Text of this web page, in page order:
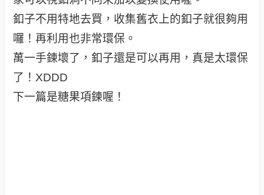
釦子不用特地去買，收集舊衣上的釦子就很夠用
囉！再利用也非常環保。
萬一手鍊壞了，釦子還是可以再用，真是太環保
了！XDDD
下一篇是糖果項鍊喔！